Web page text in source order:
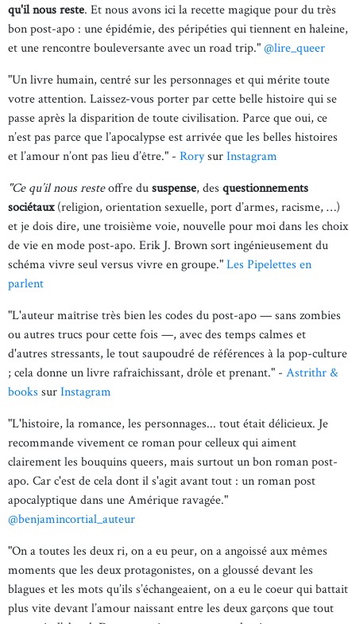
qu'il nous reste. Et nous avons ici la recette magique pour du très
bon post-apo : une épidémie, des péripéties qui tiennent en haleine,
et une rencontre bouleversante avec un road trip."@lire_queer
"Un livre humain, centré sur les personnages et qui mérite toute
votre attention. Laissez-vous porter par cette belle histoire qui se
passe après la disparition de toute civilisation. Parce que oui, ce
n’est pas parce que l’apocalypse est arrivée que les belles histoires
et l’amour n’ont pas lieu d’être." - RorysurInstagram
"Ce qu’il nous resteoffre dususpense, des questionnements
sociétaux(religion, orientation sexuelle, port d’armes, racisme, …)
et je dois dire, une troisième voie, nouvelle pour moi dans les choix
de vie en mode post-apo. Erik J. Brown sort ingénieusement du
schéma vivre seul versus vivre en groupe."Les Pipelettes en
parlent
"L'auteur maîtrise très bien les codes du post-apo — sans zombies
ou autres trucs pour cette fois —, avec des temps calmes et
d'autres stressants, le tout saupoudré de références à la pop-culture
; cela donne un livre rafraîchissant, drôle et prenant." - Astrithr &
books surInstagram
"L'histoire, la romance, les personnages... tout était délicieux. Je
recommande vivement ce roman pour celleux qui aiment
clairement les bouquins queers, mais surtout un bon roman post-
apo. Car c'est de cela dont il s'agit avant tout : un roman post
apocalyptique dans une Amérique ravagée."
@benjamincortial_auteur
"On a toutes les deux ri, on a eu peur, on a angoissé aux mêmes
moments que les deux protagonistes, on a gloussé devant les
blagues et les mots qu’ils s’échangeaient, on a eu le coeur qui battait
plus vite devant l’amour naissant entre les deux garçons que tout